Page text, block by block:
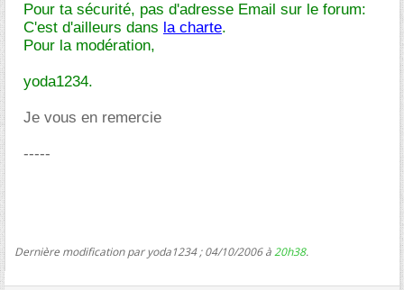
Pour ta sécurité, pas d'adresse Email sur le forum:
C'est d'ailleurs dans la charte.
Pour la modération,
yoda1234.
Je vous en remercie
-----
Dernière modification par yoda1234 ; 04/10/2006 à20h38.